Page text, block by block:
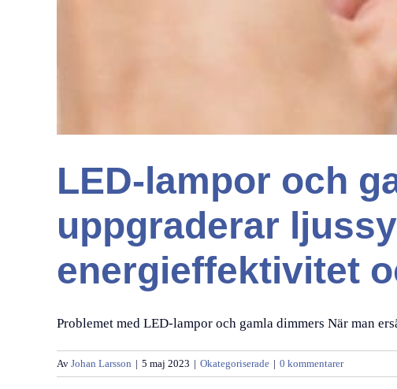
LED-lampor och
uppgraderar
energieffektivitet
Problemet med LED-lampor och gamla dimmers När man
Av Johan Larsson | 5 maj 2023 | Okategoriserade | 0 kommentarer